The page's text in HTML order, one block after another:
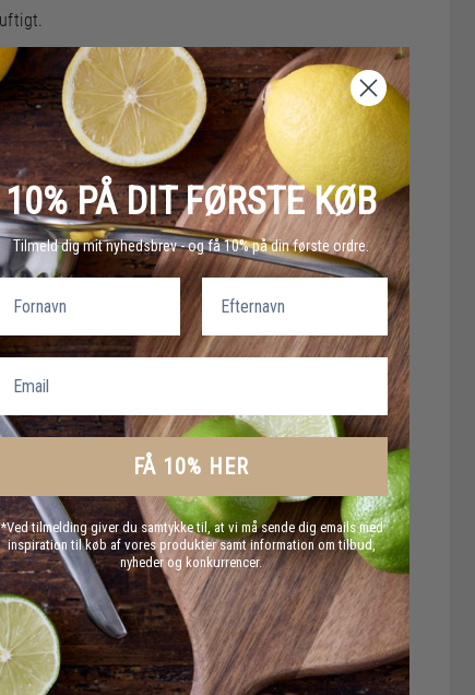
- creme - müsli - kokus. Drys med
10% PÅ DIT FØRSTE KØB
Tilmeld dig mit nyhedsbrev - og få 10% på din første ordre.
FÅ 10% HER
*Ved tilmelding giver du samtykke til, at vi må sende dig emails med
inspiration til køb af vores produkter samt information om tilbud,
nyheder og konkurrencer.